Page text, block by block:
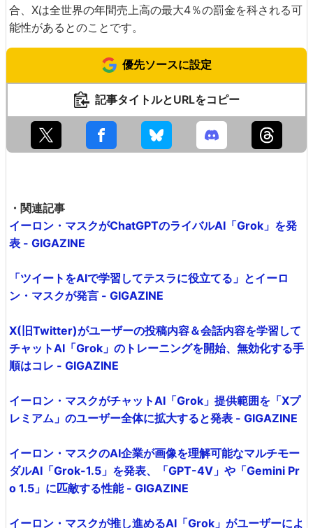
合、Xは全世界の年間売上高の最大4％の罰金を科される可
能性があるとのことです。
優先ソースに設定
記事タイトルとURLをコピー
・関連記事
イーロン・マスクがChatGPTのライバルAI「Grok」を発
表 - GIGAZINE
「ツイートをAIで学習してテスラに役立てる」とイーロ
ン・マスクが発言 - GIGAZINE
X(旧Twitter)がユーザーの投稿内容＆会話内容を学習して
チャットAI「Grok」のトレーニングを開始、無効化する手
順はコレ - GIGAZINE
イーロン・マスクがチャットAI「Grok」提供範囲を「Xプ
レミアム」のユーザー全体に拡大すると発表 - GIGAZINE
イーロン・マスクのAI企業が画像を理解可能なマルチモー
ダルAI「Grok-1.5」を発表、「GPT-4V」や「Gemini Pr
o 1.5」に匹敵する性能 - GIGAZINE
イーロン・マスクが推し進めるAI「Grok」がユーザーによ